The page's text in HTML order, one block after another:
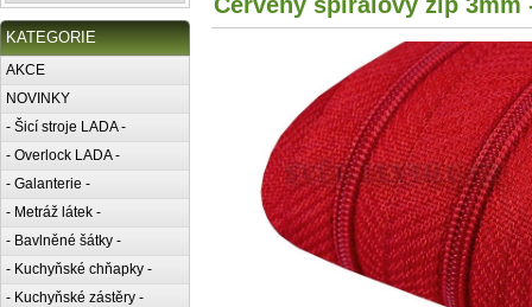
KATEGORIE
AKCE
NOVINKY
- Šicí stroje LADA -
- Overlock LADA -
- Galanterie -
- Metráž látek -
- Bavlněné šátky -
- Kuchyňské chňapky -
- Kuchyňské zástěry -